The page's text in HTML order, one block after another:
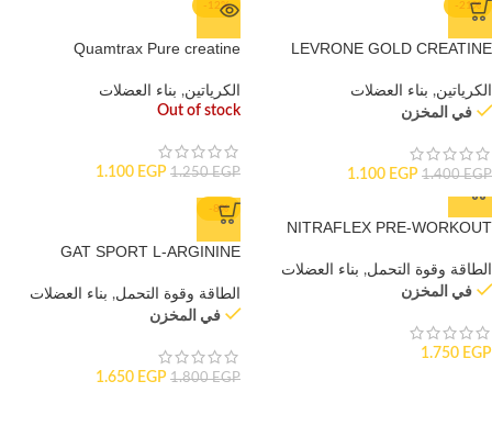
-21%
LEVRONE GOLD CREATINE
الكرياتين, بناء العضلات
في المخزن
1.400EGP
1.100 EGP
-12%
Quamtrax Pure creatine
الكرياتين, بناء العضلات
Out of stock
1.250EGP
1.100 EGP
NITRAFLEX PRE-WORKOUT
الطاقة وقوة التحمل, بناء العضلات
في المخزن
1.750 EGP
-8%
GAT SPORT L-ARGININE
الطاقة وقوة التحمل, بناء العضلات
في المخزن
1.800EGP
1.650 EGP